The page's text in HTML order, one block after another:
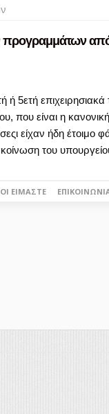
προγραμμάτων
5ετή
είναι η
είχαν ήδη έτοιμο
του
ΕΊΜΑΣΤΕ